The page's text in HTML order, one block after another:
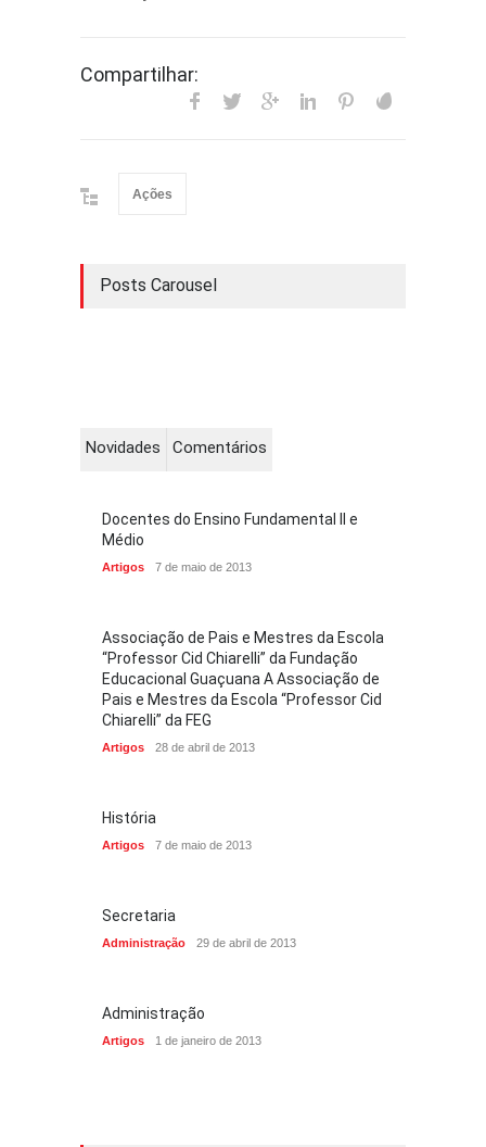
Compartilhar:
Ações
Posts Carousel
Novidades Comentários
Docentes do Ensino Fundamental II e
Médio
Artigos 7 de maio de 2013
Associação de Pais e Mestres da Escola
“Professor Cid Chiarelli” da Fundação
Educacional Guaçuana A Associação de
Pais e Mestres da Escola “Professor Cid
Chiarelli” da FEG
Artigos 28 de abril de 2013
História
Artigos 7 de maio de 2013
Secretaria
Administração 29 de abril de 2013
Administração
Artigos 1 de janeiro de 2013